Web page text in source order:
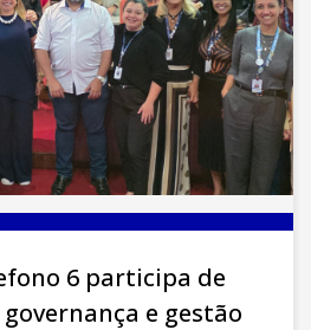
6 participa de
e gestão